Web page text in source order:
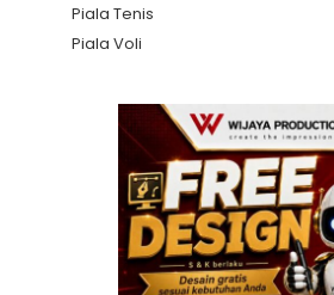
Piala Tenis
Piala Voli